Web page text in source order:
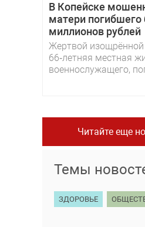
В Копейске
матери
миллионов рублей
Жертвой
66‑летняя местная
военнослужащего,
Читайте еще
Темы
ЗДОРОВЬЕ